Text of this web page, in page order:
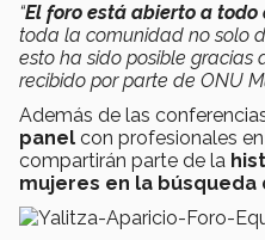
“El foro está abierto a todo
toda la comunidad no solo
esto ha sido posible gracias
recibido por parte de ONU
Además de las
panel con profesionales
compartirán parte de la
mujeres en la